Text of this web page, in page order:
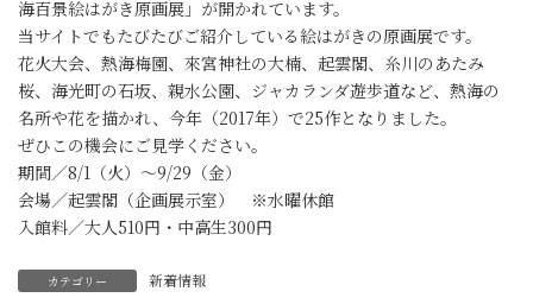
海百景絵はがき原画展」が開かれています。
当サイトでもたびたびご紹介している絵はがきの原画展です。
花火大会、熱海梅園、來宮神社の大楠、起雲閣、糸川のあたみ
桜、海光町の石坂、親水公園、ジャカランダ遊歩道など、熱海の
名所や花を描かれ、今年（2017年）で25作となりました。
ぜひこの機会にご見学ください。
期間／8/1（火）～9/29（金）
会場／起雲閣（企画展示室） ※水曜休館
入館料／大人510円・中高生300円
カテゴリー 新着情報